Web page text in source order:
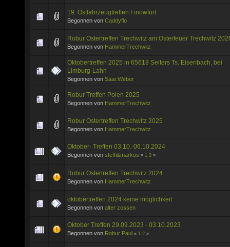
19. Ostfahrzeugtreffen Finowfurt
Begonnen von Caddyflo
Robur Ostertreffen Trechwitz am Osterfeuer Trechwitz
Begonnen von HammerTrechwitz
Oktobertreffen 2025 in 65618 Selters Ts. Eisenbach, bei
Limburg-Lahn
Begonnen von Saar.Weber
Robur Treffen Polen 2025
Begonnen von HammerTrechwitz
Robur Ostertreffen Trechwitz 2025
Begonnen von HammerTrechwitz
Oktober- Treffen 03.10.-06.10.2024
Begonnen von steffi&markus « 1 2 »
Robur Ostertreffen Trechwitz 2024
Begonnen von HammerTrechwitz
oktobertreffen 2024 keine möglichkeit
Begonnen von alter zossen
Oktober Treffen 29.09.2023 - 03.10.2023
Begonnen von Robur Paul « 1 2 »